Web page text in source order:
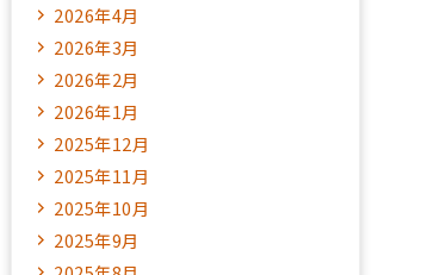
2026年4月
2026年3月
2026年2月
2026年1月
2025年12月
2025年11月
2025年10月
2025年9月